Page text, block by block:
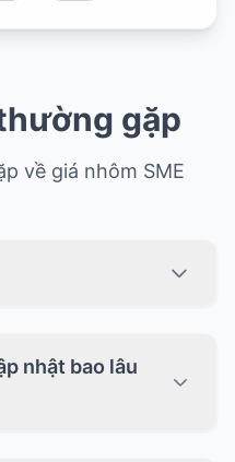
gặp
về giá nhôm SME
nhật bao lâu